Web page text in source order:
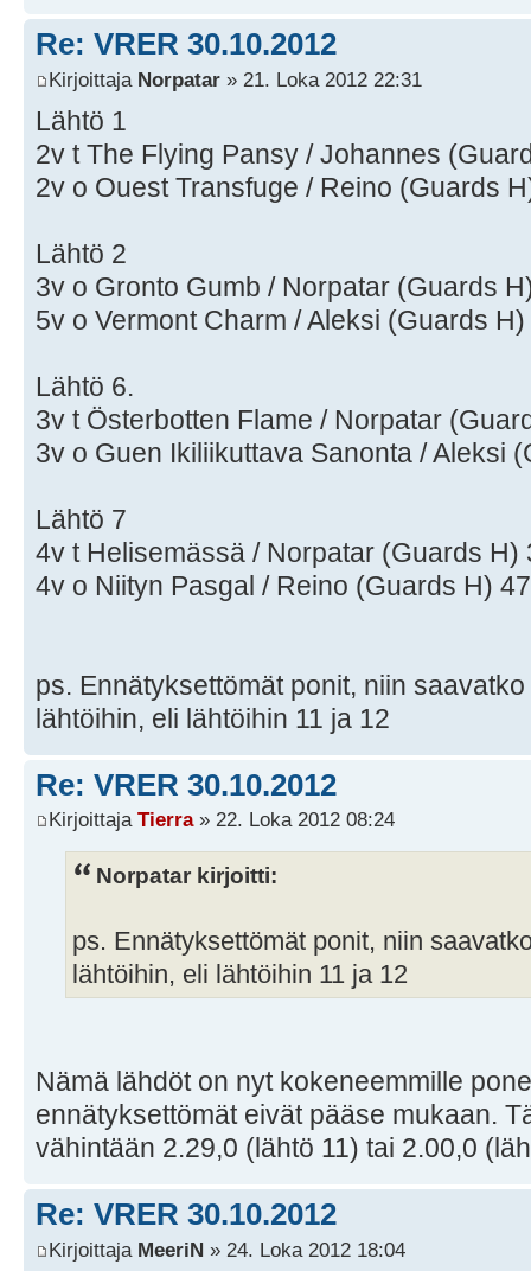
Re: VRER 30.10.2012
Kirjoittaja Norpatar » 21. Loka 2012 22:31
Lähtö 1
2v t The Flying Pansy / Johannes
2v o Ouest Transfuge / Reino (Guards
Lähtö 2
3v o Gronto Gumb / Norpatar (Guards
5v o Vermont Charm / Aleksi (Guards
Lähtö 6.
3v t Österbotten Flame / Norpatar
3v o Guen Ikiliikuttava Sanonta / Aleksi
Lähtö 7
4v t Helisemässä / Norpatar (Guards H)
4v o Niityn Pasgal / Reino (Guards H)
ps. Ennätyksettömät ponit, niin
lähtöihin, eli lähtöihin 11 ja 12
Re: VRER 30.10.2012
Kirjoittaja Tierra» 22. Loka 2012 08:24
Norpatar kirjoitti:
ps. Ennätyksettömät ponit, niin
lähtöihin, eli lähtöihin 11 ja 12
Nämä lähdöt on nyt kokeneemmille
ennätyksettömät eivät pääse mukaan.
vähintään 2.29,0 (lähtö 11) tai 2.00,0
Re: VRER 30.10.2012
Kirjoittaja MeeriN » 24. Loka 2012 18:04